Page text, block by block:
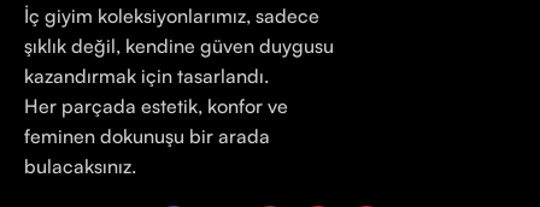
İç giyim koleksiyonlarımız, sadece
şıklık değil, kendine güven duygusu
kazandırmak için tasarlandı.
Her parçada estetik, konfor ve
feminen dokunuşu bir arada
bulacaksınız.